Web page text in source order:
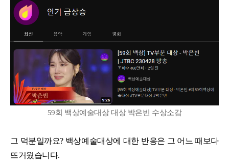
59회 백상예술대상 대상 박은빈 수상소감
그 덕분일까요? 백상예술대상에 대한 반응은 그 어느 때보다
뜨거웠습니다.